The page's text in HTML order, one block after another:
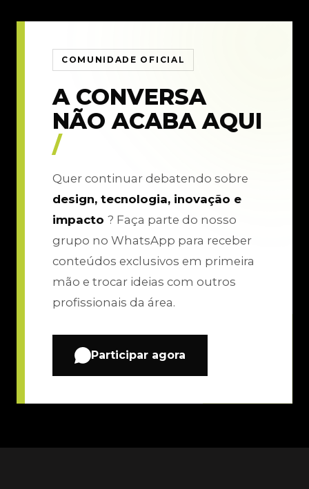
COMUNIDADE OFICIAL
A CONVERSA
NÃO ACABA AQUI
/
Quer continuar debatendo sobre
design, tecnologia, inovação e
impacto ? Faça parte do nosso
grupo no WhatsApp para receber
conteúdos exclusivos em primeira
mão e trocar ideias com outros
profissionais da área.
Participar agora